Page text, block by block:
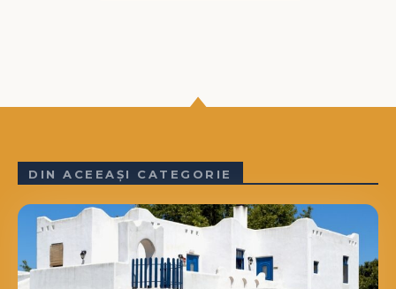
DIN ACEEAȘI CATEGORIE